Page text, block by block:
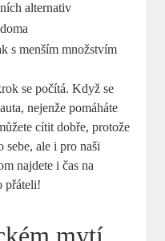
alternativ
s menším množstvím
se počítá. Když se
nejenže pomáháte
cítit dobře, protože
sebe, ale i pro naši
najdete i čas na
přáteli!